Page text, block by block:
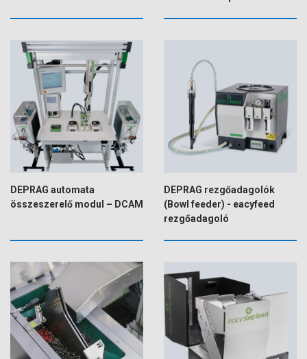
DEPRAG automata
összeszerelő modul – DCAM
DEPRAG rezgőadagolók
(Bowl feeder) - eacyfeed
rezgőadagoló